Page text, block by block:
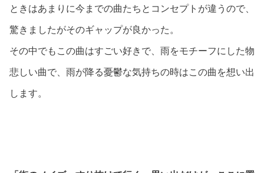
ときはあまりに今までの曲たちとコンセプトが違うので、
驚きましたがそのギャップが良かった。
その中でもこの曲はすごい好きで、雨をモチーフにした物
悲しい曲で、雨が降る憂鬱な気持ちの時はこの曲を想い出
します。